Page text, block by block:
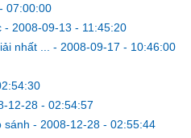
07:00:00
- 2008-09-13 - 11:45:20
nhất ... - 2008-09-17 - 10:46:00
12-28 - 02:54:57
sánh - 2008-12-28 - 02:55:44